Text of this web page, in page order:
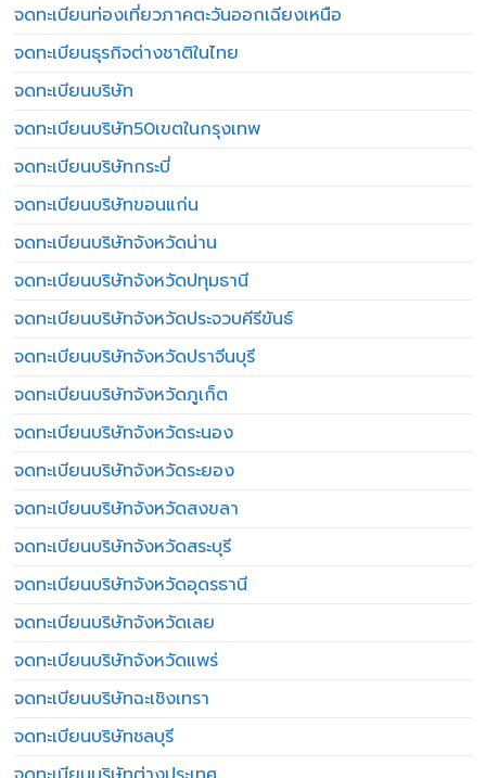
จดทะเบียนท่องเที่ยวภาคตะวันออกเฉียงเหนือ
จดทะเบียนธุรกิจต่างชาติในไทย
จดทะเบียนบริษัท
จดทะเบียนบริษัท50เขตในกรุงเทพ
จดทะเบียนบริษัทกระบี่
จดทะเบียนบริษัทขอนแก่น
จดทะเบียนบริษัทจังหวัดน่าน
จดทะเบียนบริษัทจังหวัดปทุมธานี
จดทะเบียนบริษัทจังหวัดประจวบคีรีขันธ์
จดทะเบียนบริษัทจังหวัดปราจีนบุรี
จดทะเบียนบริษัทจังหวัดภูเก็ต
จดทะเบียนบริษัทจังหวัดระนอง
จดทะเบียนบริษัทจังหวัดระยอง
จดทะเบียนบริษัทจังหวัดสงขลา
จดทะเบียนบริษัทจังหวัดสระบุรี
จดทะเบียนบริษัทจังหวัดอุดรธานี
จดทะเบียนบริษัทจังหวัดเลย
จดทะเบียนบริษัทจังหวัดแพร่
จดทะเบียนบริษัทฉะเชิงเทรา
จดทะเบียนบริษัทชลบุรี